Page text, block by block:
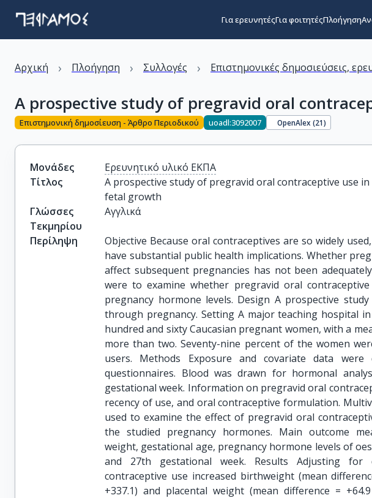
Για ερευνητέςΓια φοιτητέςΠλοήγηση
Αρχική › Πλοήγηση › Συλλογές › Επιστημονικές δημοσιεύσεις,
A prospective study of pregravid oral
Επιστημονική δημοσίευση - Άρθρο Περιοδικού uoadl:3092007 OpenAlex (21)
Μονάδες
Ερευνητικό υλικό ΕΚΠΑ
Τίτλος
A prospective study of pregravid oral contraceptive use
fetal growth
Γλώσσες
Τεκμηρίου
Αγγλικά
Περίληψη
Objective Because oral contraceptives are so widely
have substantial public health implications. Whether
affect subsequent pregnancies has not been
were to examine whether pregravid oral
pregnancy hormone levels. Design A prospective
through pregnancy. Setting A major teaching hospital
hundred and sixty Caucasian pregnant women, with a
more than two. Seventy-nine percent of the women
users. Methods Exposure and covariate data were
questionnaires. Blood was drawn for hormonal
gestational week. Information on pregravid oral
recency of use, and oral contraceptive formulation.
used to examine the effect of pregravid oral
the studied pregnancy hormones. Main outcome
weight, gestational age, pregnancy hormone levels of
and 27th gestational week. Results Adjusting for
contraceptive use increased birthweight (mean
+337.1) and placental weight (mean difference =